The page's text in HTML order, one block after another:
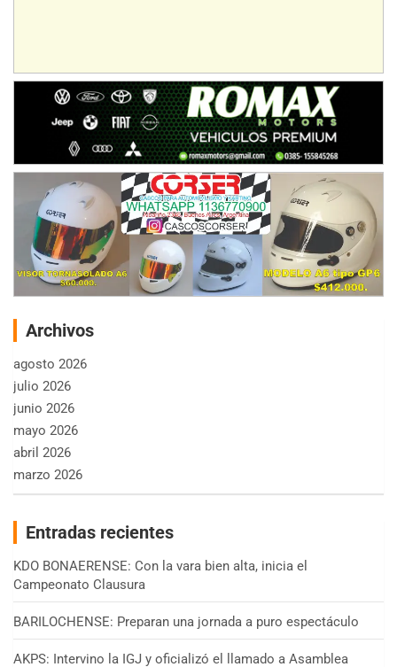
Archivos
agosto 2026
julio 2026
junio 2026
mayo 2026
abril 2026
marzo 2026
Entradas recientes
KDO BONAERENSE: Con la vara bien alta, inicia el
Campeonato Clausura
BARILOCHENSE: Preparan una jornada a puro espectáculo
AKPS: Intervino la IGJ y oficializó el llamado a Asamblea